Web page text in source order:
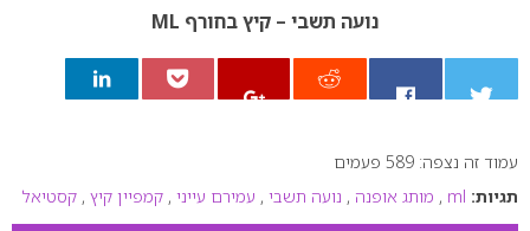
נועה תשבי – קיץ בחורף ML
0עמוד זה נצפה: 589 פעמים
תגיות: ml
, מותג אופנה , נועה תשבי , עמירם עייני , קמפיין קיץ , קסטיאל